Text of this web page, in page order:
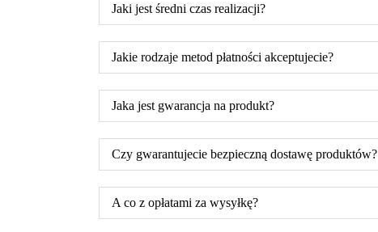
Jaki jest średni czas realizacji?
Jakie rodzaje metod płatności akceptujecie?
Jaka jest gwarancja na produkt?
Czy gwarantujecie bezpieczną dostawę produktów?
A co z opłatami za wysyłkę?